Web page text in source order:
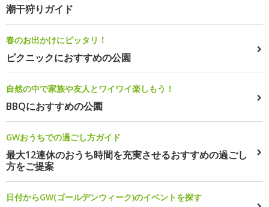
潮干狩りガイド
春のお出かけにピッタリ！
ピクニックにおすすめの公園
自然の中で家族や友人とワイワイ楽しもう！
BBQにおすすめの公園
GWおうちでの過ごし方ガイド
最大12連休のおうち時間を充実させるおすすめの過ごし
方をご提案
日付からGW(ゴールデンウィーク)のイベントを探す